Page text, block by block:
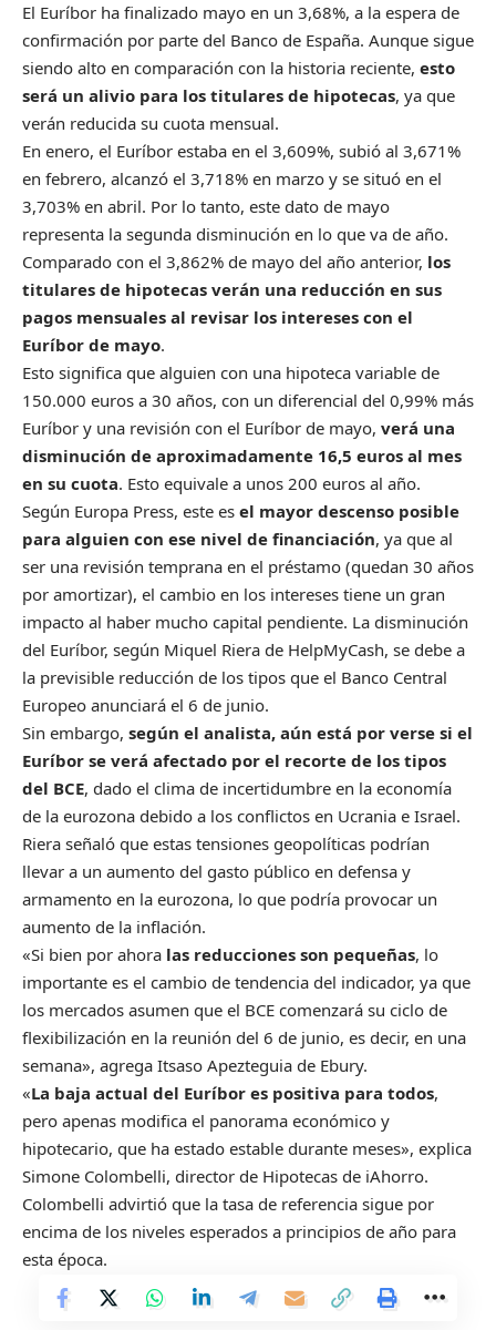
El Euríbor ha finalizado mayo en un 3,68%, a la espera de
confirmación por parte del Banco de España. Aunque sigue
siendo alto en comparación con la historia reciente, esto
será un alivio para los titulares de hipotecas, ya que
verán reducida su cuota mensual.
En enero, el Euríbor estaba en el 3,609%, subió al 3,671%
en febrero, alcanzó el 3,718% en marzo y se situó en el
3,703% en abril. Por lo tanto, este dato de mayo
representa la segunda disminución en lo que va de año.
Comparado con el 3,862% de mayo del año anterior, los
titulares de hipotecas verán una reducción en sus
pagos mensuales al revisar los intereses con el
Euríbor de mayo.
Esto significa que alguien con una hipoteca variable de
150.000 euros a 30 años, con un diferencial del 0,99% más
Euríbor y una revisión con el Euríbor de mayo, verá una
disminución de aproximadamente 16,5 euros al mes
en su cuota. Esto equivale a unos 200 euros al año.
Según Europa Press, este es el mayor descenso posible
para alguien con ese nivel de financiación, ya que al
ser una revisión temprana en el préstamo (quedan 30 años
por amortizar), el cambio en los intereses tiene un gran
impacto al haber mucho capital pendiente. La disminución
del Euríbor, según Miquel Riera de HelpMyCash, se debe a
la previsible reducción de los tipos que el Banco Central
Europeo anunciará el 6 de junio.
Sin embargo, según el analista, aún está por verse si el
Euríbor se verá afectado por el recorte de los tipos
del BCE, dado el clima de incertidumbre en la economía
de la eurozona debido a los conflictos en Ucrania e Israel.
Riera señaló que estas tensiones geopolíticas podrían
llevar a un aumento del gasto público en defensa y
armamento en la eurozona, lo que podría provocar un
aumento de la inflación.
«Si bien por ahora las reducciones son pequeñas, lo
importante es el cambio de tendencia del indicador, ya que
los mercados asumen que el BCE comenzará su ciclo de
flexibilización en la reunión del 6 de junio, es decir, en una
semana», agrega Itsaso Apezteguia de Ebury.
«La baja actual del Euríbor es positiva para todos,
pero apenas modifica el panorama económico y
hipotecario, que ha estado estable durante meses», explica
Simone Colombelli, director de Hipotecas de iAhorro.
Colombelli advirtió que la tasa de referencia sigue por
encima de los niveles esperados a principios de año para
esta época.